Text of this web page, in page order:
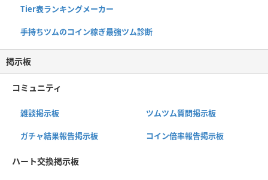
Tier表ランキングメーカー
手持ちツムのコイン稼ぎ最強ツム診断
掲示板
コミュニティ
雑談掲示板 ツムツム質問掲示板
ガチャ結果報告掲示板 コイン倍率報告掲示板
ハート交換掲示板